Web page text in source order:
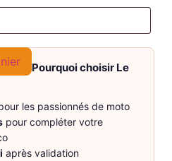
Pourquoi choisir Le
les passionnés de moto
pour compléter votre
après validation